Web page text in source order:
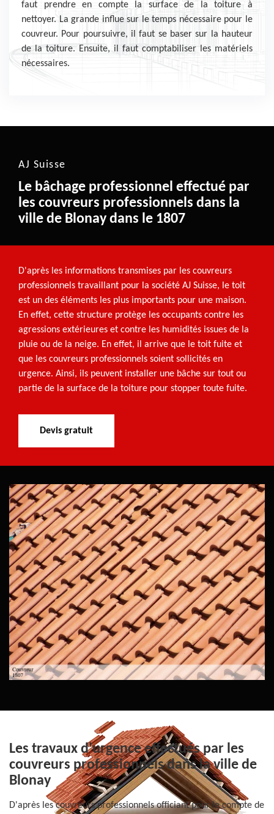
faut prendre en compte la surface de la toiture à
nettoyer. La grande influe sur le temps nécessaire pour le
couvreur. Pour poursuivre, il faut se baser sur la hauteur
de la toiture. Ensuite, il faut comptabiliser les matériels
nécessaires.
AJ Suisse
Le bâchage professionnel effectué par
les couvreurs professionnels dans la
ville de Blonay dans le 1807
D'après les informations transmises par les couvreurs
professionnels travaillant pour la société AJ Suisse, le toit
est un des éléments les plus importants pour une maison.
En effet, cette structure protège les occupants contre les
agressions extérieures et contre les humidités issues de la
pluie ou de la neige. En effet, il arrive que le toit fuite et
que les couvreurs professionnels soient sollicités en
urgence. Ainsi, ils peuvent installer une bâche sur tout ou
partie de la surface de la toiture pour stopper toute fuite.
Devis gratuit
Les travaux d'urgence effectués par les
couvreurs professionnels dans la ville de
Blonay
D'après les couvreurs professionnels officiant pour le compte de